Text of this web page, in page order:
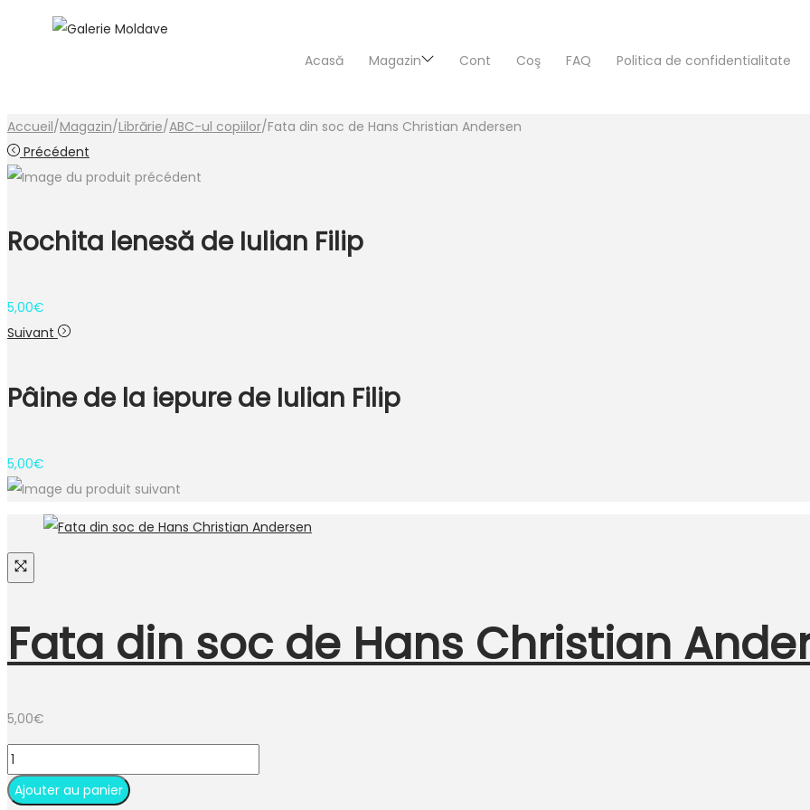
Acasă Magazin Cont Coş FAQ Politica de confidentialitate
Accueil/Magazin/Librărie/ABC-ul copiilor/Fata din soc de Hans Christian Andersen
Précédent
Rochita lenesă de Iulian Filip
5,00€
Suivant
Pâine de la iepure de Iulian Filip
5,00€
Fata din soc de Hans Christian
5,00€
Ajouter au panier